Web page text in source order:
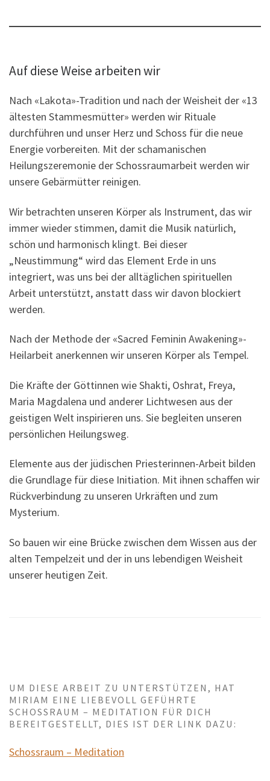
Auf diese Weise arbeiten wir
Nach «Lakota»-Tradition und nach der Weisheit der «13
ältesten Stammesmütter» werden wir Rituale
durchführen und unser Herz und Schoss für die neue
Energie vorbereiten. Mit der schamanischen
Heilungszeremonie der Schossraumarbeit werden wir
unsere Gebärmütter reinigen.
Wir betrachten unseren Körper als Instrument, das wir
immer wieder stimmen, damit die Musik natürlich,
schön und harmonisch klingt. Bei dieser
„Neustimmung“ wird das Element Erde in uns
integriert, was uns bei der alltäglichen spirituellen
Arbeit unterstützt, anstatt dass wir davon blockiert
werden.
Nach der Methode der «Sacred Feminin Awakening»-
Heilarbeit anerkennen wir unseren Körper als Tempel.
Die Kräfte der Göttinnen wie Shakti, Oshrat, Freya,
Maria Magdalena und anderer Lichtwesen aus der
geistigen Welt inspirieren uns. Sie begleiten unseren
persönlichen Heilungsweg.
Elemente aus der jüdischen Priesterinnen-Arbeit bilden
die Grundlage für diese Initiation. Mit ihnen schaffen wir
Rückverbindung zu unseren Urkräften und zum
Mysterium.
So bauen wir eine Brücke zwischen dem Wissen aus der
alten Tempelzeit und der in uns lebendigen Weisheit
unserer heutigen Zeit.
UM DIESE ARBEIT ZU UNTERSTÜTZEN, HAT
MIRIAM EINE LIEBEVOLL GEFÜHRTE
SCHOSSRAUM – MEDITATION FÜR DICH
BEREITGESTELLT, DIES IST DER LINK DAZU:
Schossraum – Meditation